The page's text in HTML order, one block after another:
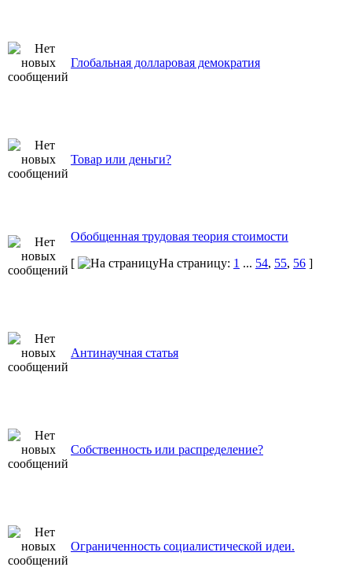
Глобальная долларовая демократия
Товар или деньги?
Обобщенная трудовая теория стоимости
[
На страницу: 1 ... 54, 55, 56 ]
Антинаучная статья
Собственность или распределение?
Ограниченность социалистической идеи.